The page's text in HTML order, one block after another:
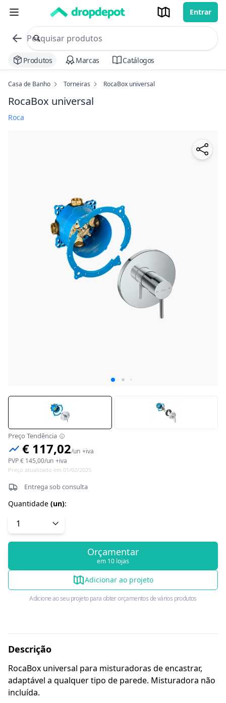
Entrar
commerce search no header
Procurar
Produtos Marcas Catálogos
Casa de Banho Torneiras RocaBox universal
RocaBox universal
Roca
Preço Tendência
€ 117,02/un +iva
PVP€ 145,00/un +iva
Preço atualizado em 01/02/2025
Entrega sob consulta
Quantidade (un):
Orçamentar
em 10 lojas
Adicionar ao projeto
Adicione ao seu projeto para obter orçamentos de vários produtos
Descrição
RocaBox universal para misturadoras de encastrar,
adaptável a qualquer tipo de parede. Misturadora não
incluída.